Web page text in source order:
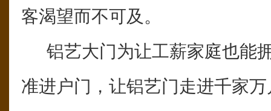
客渴望而不可及。
铝艺大门为让工薪家庭也能
准进户门，让铝艺门走进千家